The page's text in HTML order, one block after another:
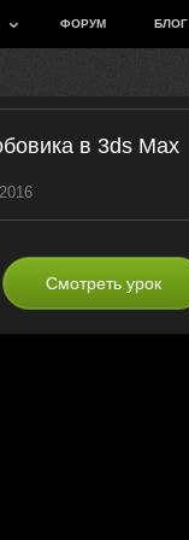
ФОРУМ БЛОГ
в 3ds Max
Смотреть урок